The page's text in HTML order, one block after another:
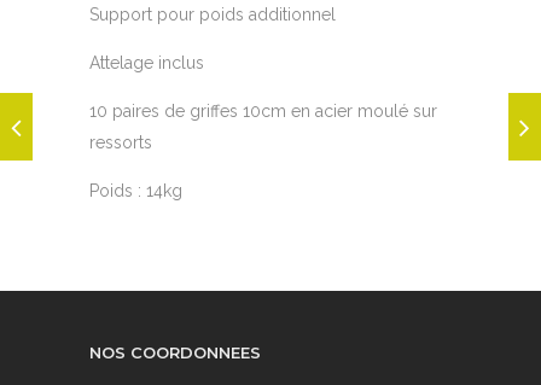
Support pour poids additionnel
Attelage inclus
10 paires de griffes 10cm en acier moulé sur
ressorts
Poids : 14kg
NOS COORDONNEES